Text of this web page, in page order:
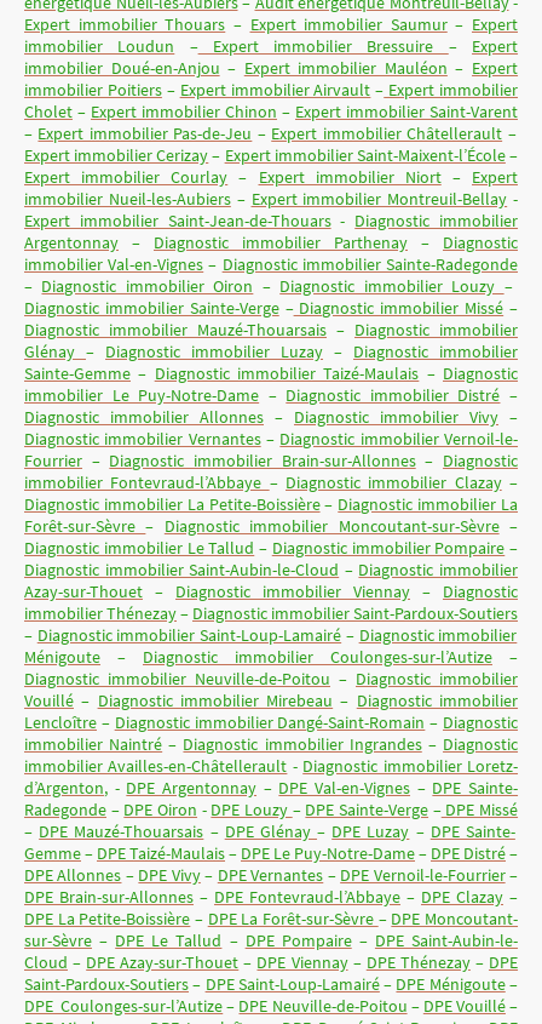
Expert immobilier Thouars – Expert immobilier Saumur– Expert
immobilier Loudun –Expert immobilier Bressuire – Expert
immobilier Doué-en-Anjou – Expert immobilier Mauléon – Expert
immobilier Poitiers– Expert immobilier Airvault – Expert immobilier
Cholet – Expert immobilier Chinon – Expert immobilier Saint-Varent
– Expert immobilier Pas-de-Jeu – Expert immobilier Châtellerault –
Expert immobilier Cerizay– Expert immobilier Saint-Maixent-l’École–
Expert immobilier Courlay – Expert immobilier Niort– Expert
immobilier Nueil-les-Aubiers– Expert immobilier Montreuil-Bellay -
Expert immobilier Saint-Jean-de-Thouars- Diagnostic immobilier
Argentonnay – Diagnostic immobilier Parthenay – Diagnostic
immobilier Val-en-Vignes – Diagnostic immobilier Sainte-Radegonde
– Diagnostic immobilier Oiron – Diagnostic immobilier Louzy –
Diagnostic immobilier Sainte-Verge–Diagnostic immobilier Missé –
Diagnostic immobilier Mauzé-Thouarsais – Diagnostic immobilier
Glénay – Diagnostic immobilier Luzay – Diagnostic immobilier
Sainte-Gemme – Diagnostic immobilier Taizé-Maulais – Diagnostic
immobilier Le Puy-Notre-Dame – Diagnostic immobilier Distré –
Diagnostic immobilier Allonnes – Diagnostic immobilier Vivy –
Diagnostic immobilier Vernantes– Diagnostic immobilier Vernoil-le-
Fourrier – Diagnostic immobilier Brain-sur-Allonnes– Diagnostic
immobilier Fontevraud-l’Abbaye – Diagnostic immobilier Clazay–
Diagnostic immobilier La Petite-Boissière– Diagnostic immobilier La
Forêt-sur-Sèvre– Diagnostic immobilier Moncoutant-sur-Sèvre–
Diagnostic immobilier Le Tallud – Diagnostic immobilier Pompaire –
Diagnostic immobilier Saint-Aubin-le-Cloud – Diagnostic immobilier
Azay-sur-Thouet – Diagnostic immobilier Viennay – Diagnostic
immobilier Thénezay– Diagnostic immobilier Saint-Pardoux-Soutiers
– Diagnostic immobilier Saint-Loup-Lamairé – Diagnostic immobilier
Ménigoute – Diagnostic immobilier Coulonges-sur-l’Autize –
Diagnostic immobilier Neuville-de-Poitou – Diagnostic immobilier
Vouillé – Diagnostic immobilier Mirebeau – Diagnostic immobilier
Lencloître – Diagnostic immobilier Dangé-Saint-Romain – Diagnostic
immobilier Naintré – Diagnostic immobilier Ingrandes– Diagnostic
immobilier Availles-en-Châtellerault - Diagnostic immobilier Loretz-
d’Argenton, - DPE Argentonnay – DPE Val-en-Vignes – DPE Sainte-
Radegonde – DPE Oiron - DPE Louzy – DPE Sainte-Verge –DPE Missé
– DPE Mauzé-Thouarsais – DPE Glénay– DPE Luzay – DPE Sainte-
Gemme– DPE Taizé-Maulais– DPE Le Puy-Notre-Dame– DPE Distré–
DPE Allonnes – DPE Vivy– DPE Vernantes – DPE Vernoil-le-Fourrier–
DPE Brain-sur-Allonnes – DPE Fontevraud-l’Abbaye – DPE Clazay –
DPE La Petite-Boissière – DPE La Forêt-sur-Sèvre – DPE Moncoutant-
sur-Sèvre – DPE Le Tallud – DPE Pompaire– DPE Saint-Aubin-le-
Cloud – DPE Azay-sur-Thouet – DPE Viennay– DPE Thénezay– DPE
Saint-Pardoux-Soutiers– DPE Saint-Loup-Lamairé– DPE Ménigoute–
DPE Coulonges-sur-l’Autize– DPE Neuville-de-Poitou – DPE Vouillé–